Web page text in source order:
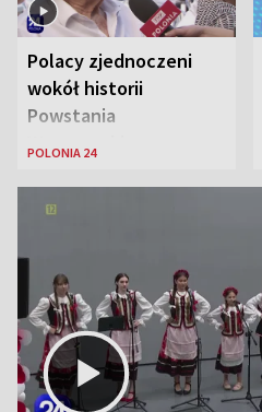
Polacy zjednoczeni
wokół historii
Powstania
Warszawskiego
POLONIA 24